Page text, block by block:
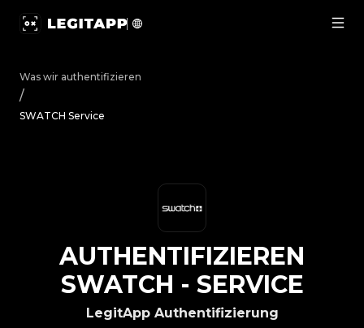
Was wir authentifizieren
/
SWATCH Service
LegitApp Authentifizierung
AUTHENTIFIZIEREN
SWATCH - SERVICE